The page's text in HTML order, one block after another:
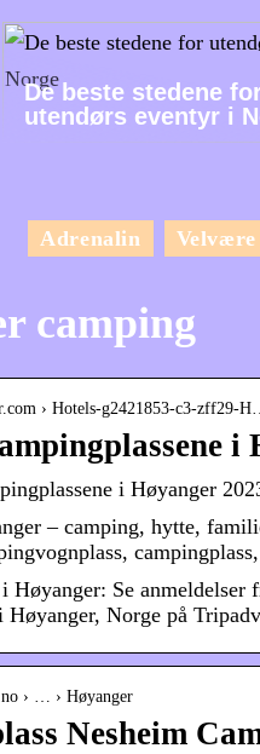
De beste stedene
utendørs eventyr i
Adrenalin Velvære
camping
› Hotels-g2421853-c3-zff29-
i Høyanger
– camping, hytte,
Høyanger: Se
Høyanger, Norge på
› … › Høyanger
Nesheim